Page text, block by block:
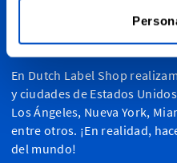
Personalice sus
En Dutch Label Shop
y ciudades de Estados
Los Ángeles, Nueva York,
entre otros. ¡En realidad,
del mundo!